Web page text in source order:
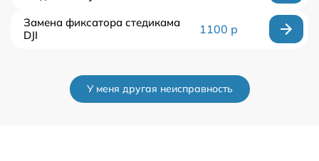
Замена фиксатора стедикама
DJI
1100 р
У меня другая неисправность